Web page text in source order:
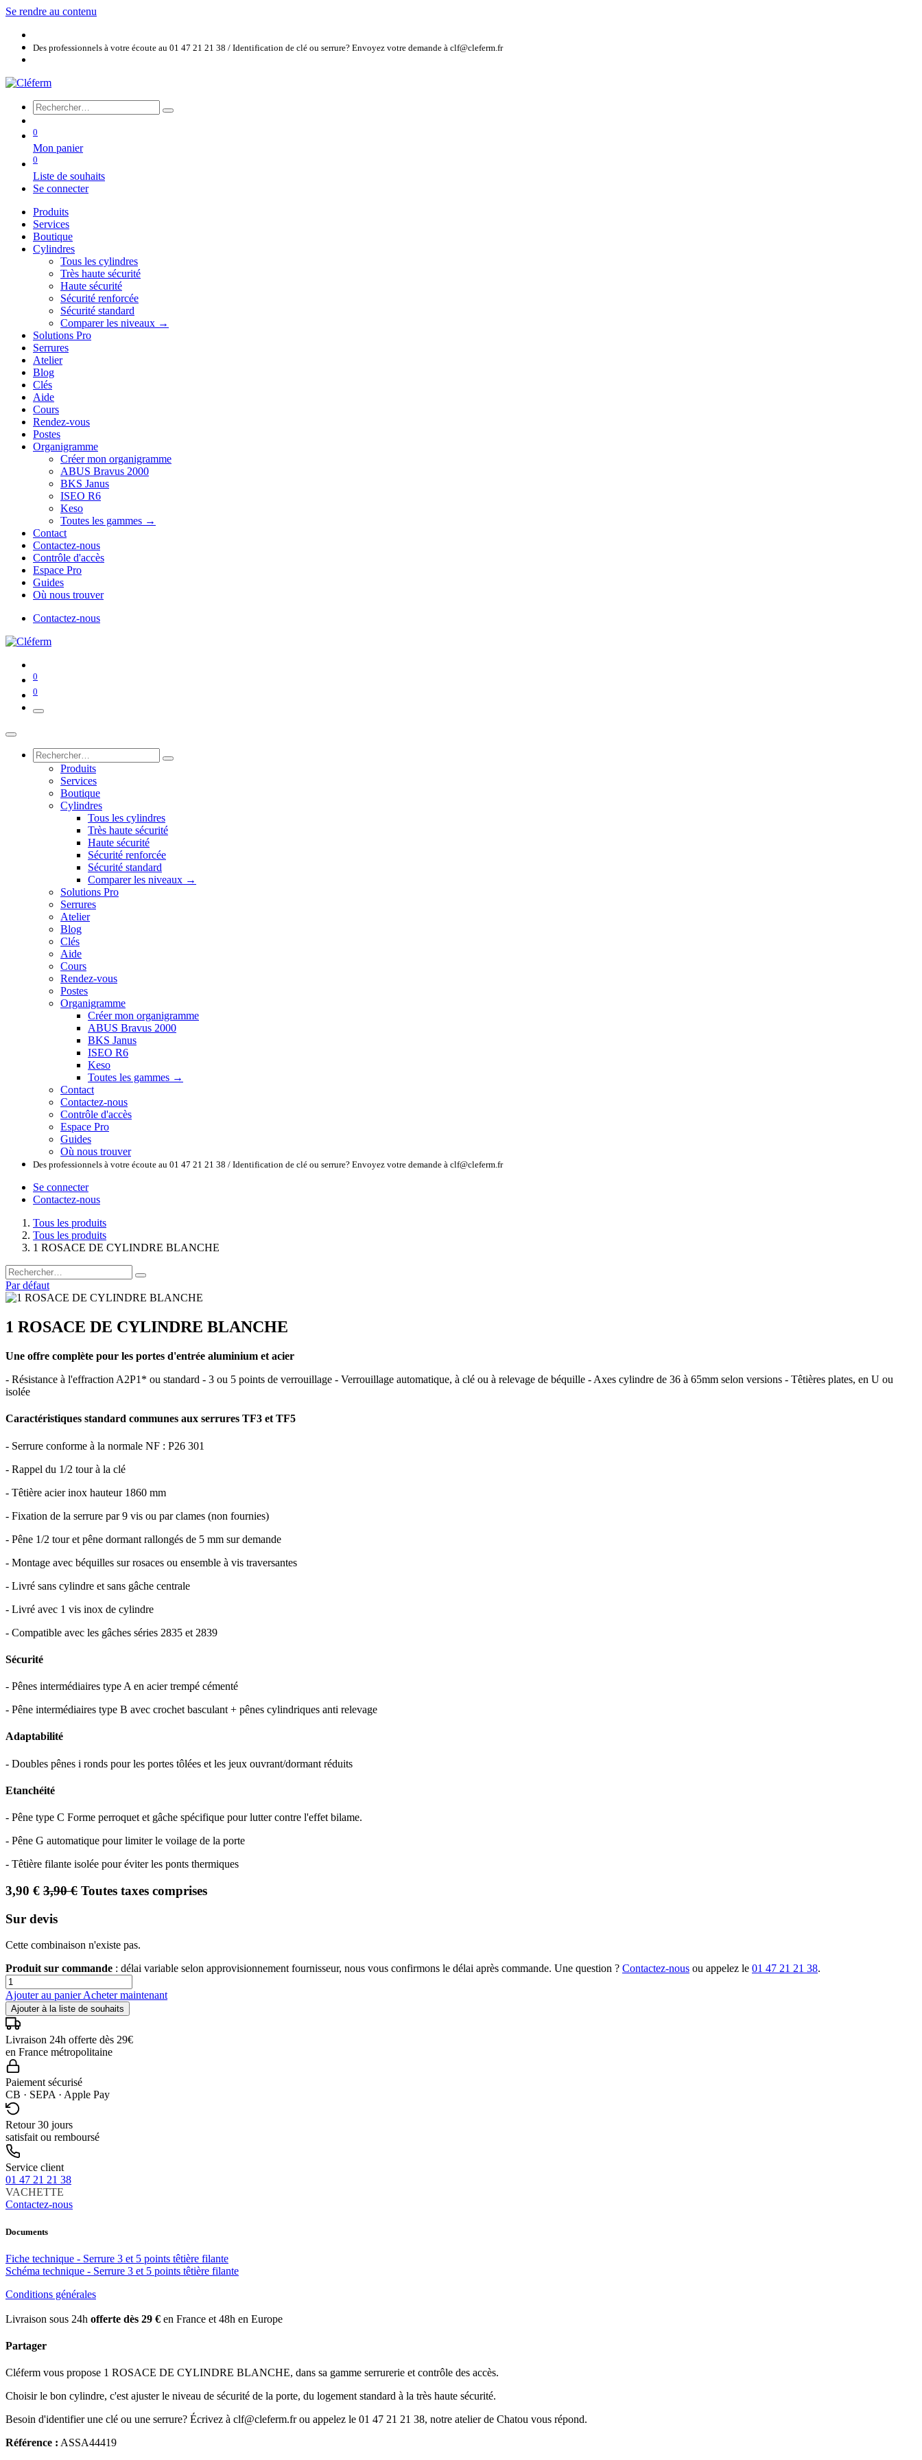
Se rendre au contenu
Des professionnels à votre écoute au 01 47 21 21 38 / Identification de clé ou serrure? Envoyez votre demande à clf@cleferm.fr
0
Mon panier
0
Liste de souhaits
Se connecter
Produits
Services
Boutique
Cylindres
Tous les cylindres
Très haute sécurité
Haute sécurité
Sécurité renforcée
Sécurité standard
Comparer les niveaux →
Solutions Pro
Serrures
Atelier
Blog
Clés
Aide
Cours
Rendez-vous
Postes
Organigramme
Créer mon organigramme
ABUS Bravus 2000
BKS Janus
ISEO R6
Keso
Toutes les gammes →
Contact
Contactez-nous
Contrôle d'accès
Espace Pro
Guides
Où nous trouver
Contactez-nous
0
0
Produits
Services
Boutique
Cylindres
Tous les cylindres
Très haute sécurité
Haute sécurité
Sécurité renforcée
Sécurité standard
Comparer les niveaux →
Solutions Pro
Serrures
Atelier
Blog
Clés
Aide
Cours
Rendez-vous
Postes
Organigramme
Créer mon organigramme
ABUS Bravus 2000
BKS Janus
ISEO R6
Keso
Toutes les gammes →
Contact
Contactez-nous
Contrôle d'accès
Espace Pro
Guides
Où nous trouver
Des professionnels à votre écoute au 01 47 21 21 38 / Identification de clé ou serrure? Envoyez votre demande à clf@cleferm.fr
Se connecter
Contactez-nous
Tous les produits
Tous les produits
1 ROSACE DE CYLINDRE BLANCHE
Par défaut
1 ROSACE DE CYLINDRE BLANCHE
Une offre complète pour les portes d'entrée aluminium et acier
- Résistance à l'effraction A2P1* ou standard - 3 ou 5 points de verrouillage - Verrouillage automatique, à clé ou à relevage de béquille - Axes cylindre de 36 à 65mm selon versions - Têtières plates, en U ou
isolée
Caractéristiques standard communes aux serrures TF3 et TF5
- Serrure conforme à la normale NF : P26 301
- Rappel du 1/2 tour à la clé
- Têtière acier inox hauteur 1860 mm
- Fixation de la serrure par 9 vis ou par clames (non fournies)
- Pêne 1/2 tour et pêne dormant rallongés de 5 mm sur demande
- Montage avec béquilles sur rosaces ou ensemble à vis traversantes
- Livré sans cylindre et sans gâche centrale
- Livré avec 1 vis inox de cylindre
- Compatible avec les gâches séries 2835 et 2839
Sécurité
- Pênes intermédiaires type A en acier trempé cémenté
- Pêne intermédiaires type B avec crochet basculant + pênes cylindriques anti relevage
Adaptabilité
- Doubles pênes i ronds pour les portes tôlées et les jeux ouvrant/dormant réduits
Etanchéité
- Pêne type C Forme perroquet et gâche spécifique pour lutter contre l'effet bilame.
- Pêne G automatique pour limiter le voilage de la porte
- Têtière filante isolée pour éviter les ponts thermiques
3,90 € 3,90€ Toutes taxes comprises
Sur devis
Cette combinaison n'existe pas.
Produit sur commande : délai variable selon approvisionnement fournisseur, nous vous confirmons le délai après commande. Une question ? Contactez-nous ou appelez le 01 47 21 21 38.
Ajouter au panierAcheter maintenant
Ajouter à la liste de souhaits
Livraison 24h offerte dès 29€
en France métropolitaine
Paiement sécurisé
CB · SEPA · Apple Pay
Retour 30 jours
satisfait ou remboursé
Service client
01 47 21 21 38
VACHETTE
Contactez-nous
Documents
Fiche technique - Serrure 3 et 5 points têtière filante
Schéma technique - Serrure 3 et 5 points têtière filante
Conditions générales
Livraison sous 24h offerte dès 29 € en France et 48h en Europe
Partager
Cléferm vous propose 1 ROSACE DE CYLINDRE BLANCHE, dans sa gamme serrurerie et contrôle des accès.
Choisir le bon cylindre, c'est ajuster le niveau de sécurité de la porte, du logement standard à la très haute sécurité.
Besoin d'identifier une clé ou une serrure? Écrivez à clf@cleferm.fr ou appelez le 01 47 21 21 38, notre atelier de Chatou vous répond.
Référence : ASSA44419